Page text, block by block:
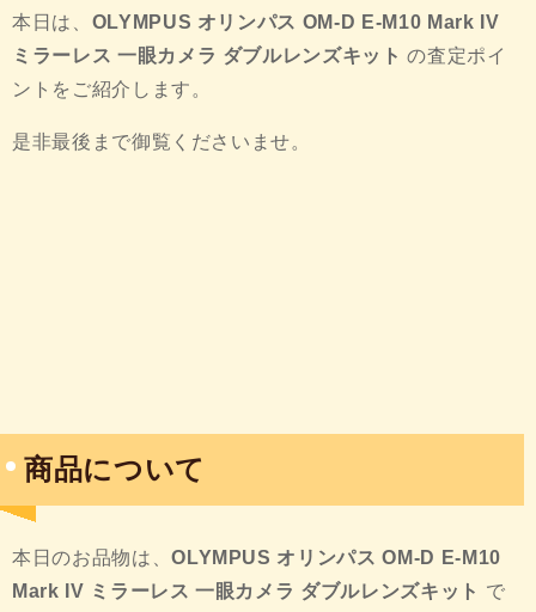
本日は、 OLYMPUS オリンパス OM-D E-M10 Mark IV
ミラーレス 一眼カメラ ダブルレンズキットの査定ポイ
ントをご紹介します。
是非最後まで御覧くださいませ。
商品について
本日のお品物は、OLYMPUS オリンパス OM-D E-M10
Mark IV ミラーレス 一眼カメラ ダブルレンズキット で